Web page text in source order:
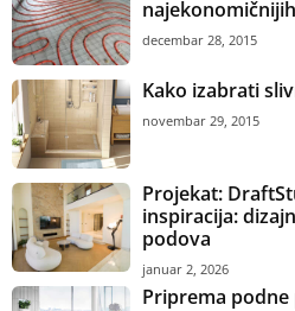
decembar 28, 2015
Kako izabrati
novembar 29, 2015
Projekat:
inspiracija:
podova
januar 2, 2026
Priprema podne